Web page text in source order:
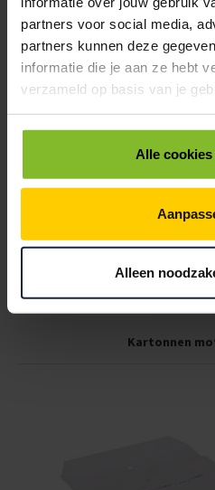
partners voor social media,
partners kunnen deze
informatie die je aan ze hebt
verzameld op basis van je
Alle
Alleen
Kartonnen